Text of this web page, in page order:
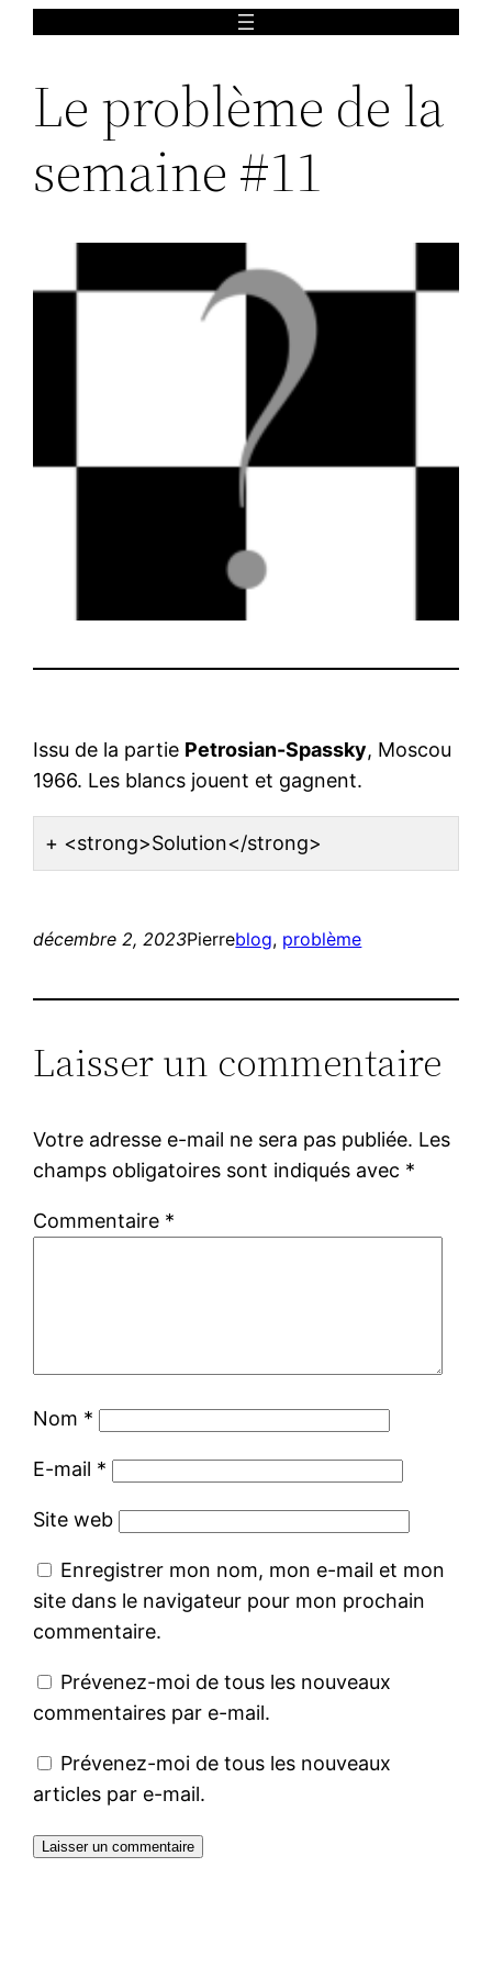
contenu
Le problème de la
semaine #11
Issu de la partie Petrosian-Spassky, Moscou
1966. Les blancs jouent et gagnent.
<strong>Solution</strong>
décembre 2, 2023Pierreblog, problème
Laisser un commentaire
Votre adresse e-mail ne sera pas publiée. Les
champs obligatoires sont indiqués avec *
Commentaire *
Nom *
E-mail *
Site web
Enregistrer mon nom, mon e-mail et mon
site dans le navigateur pour mon prochain
commentaire.
Prévenez-moi de tous les nouveaux
commentaires par e-mail.
Prévenez-moi de tous les nouveaux
articles par e-mail.